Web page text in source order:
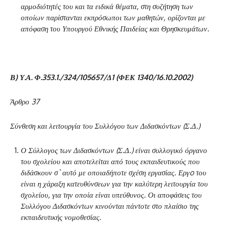
αρμοδιότητές του και τα ειδικά θέματα, στη συζήτηση των
οποίων παρίστανται εκπρόσωποι των μαθητών, ορίζονται με
απόφαση του Υπουργού Εθνικής Παιδείας και Θρησκευμάτων.
Β) Υ.Α. Φ.353.1./324/105657/Δ1 (ΦΕΚ 1340/16.10.2002)
Άρθρο 37
Σύνθεση και λειτουργία του Συλλόγου των Διδασκόντων (Σ.Δ.)
Ο Σύλλογος των Διδασκόντων (Σ.Δ.) είναι συλλογικό όργανο
του σχολείου και αποτελείται από τους εκπαιδευτικούς που
διδάσκουν σ` αυτό με οποιαδήποτε σχέση εργασίας. Εργo του
είναι η χάραξη κατευθύνσεων για την καλύτερη λειτουργία του
σχολείου, για την οποία είναι υπεύθυνος. Οι αποφάσεις του
Συλλόγου Διδασκόντων κινούνται πάντοτε στο πλαίσιο της
εκπαιδευτικής νομοθεσίας.